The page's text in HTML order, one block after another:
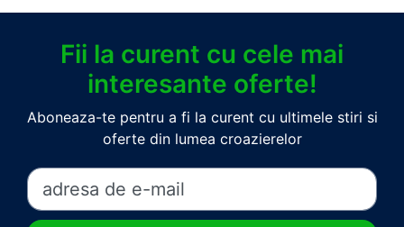
Fii la curent cu cele mai
interesante oferte!
Aboneaza-te pentru a fi la curent cu ultimele stiri si
oferte din lumea croazierelor